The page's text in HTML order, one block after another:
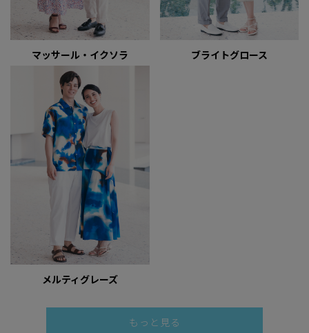
マッサール・イクソラ ブライトグロース
メルティグレーズ
もっと見る